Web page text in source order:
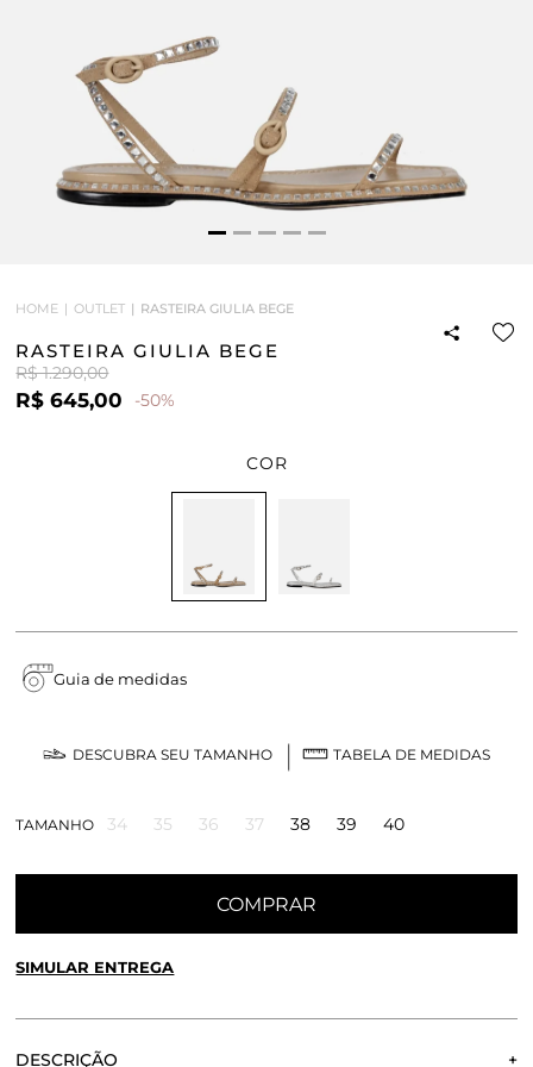
HOME OUTLET RASTEIRA GIULIA BEGE
RASTEIRA GIULIA BEGE
R$ 1.290,00
R$ 645,00 -50%
COR
Guia de medidas
DESCUBRA SEU TAMANHO TABELA DE MEDIDAS
TAMANHO 34 35 36 37 38 39 40
COMPRAR
SIMULAR ENTREGA
DESCRIÇÃO